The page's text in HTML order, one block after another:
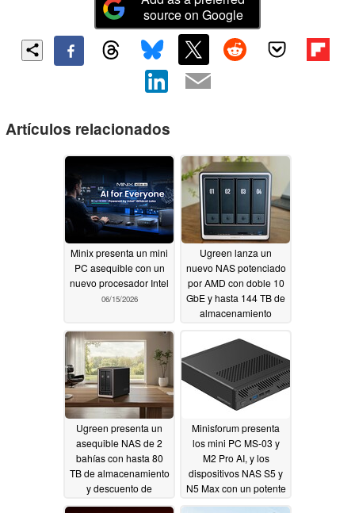
source on Google
Artículos relacionados
Minix presenta un mini
PC asequible con un
nuevo procesador Intel
06/15/2026
Ugreen lanza un
nuevo NAS potenciado
por AMD con doble 10
GbE y hasta 144 TB de
almacenamiento
Ugreen presenta un
asequible NAS de 2
bahías con hasta 80
TB de almacenamiento
y descuento de
06/08/2026
Minisforum presenta
los mini PC MS-03 y
M2 Pro AI, y los
dispositivos NAS S5 y
N5 Max con un potente